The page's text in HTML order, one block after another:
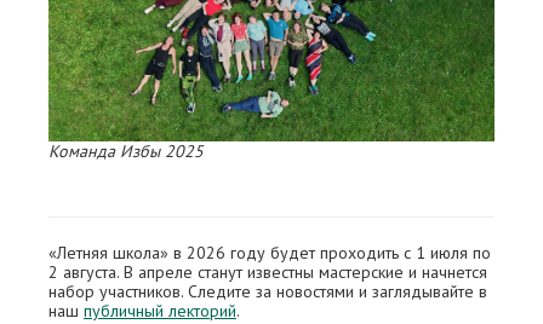
Команда Избы 2025
«Летняя школа» в 2026 году будет проходить с 1 июля по
2 августа. В апреле станут известны мастерские и начнется
набор участников. Следите за новостями и заглядывайте в
наш публичный лекторий.